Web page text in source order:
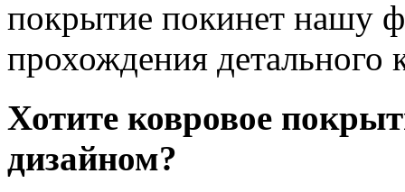
покрытие покинет нашу
прохождения детального
Хотите ковровое
дизайном?